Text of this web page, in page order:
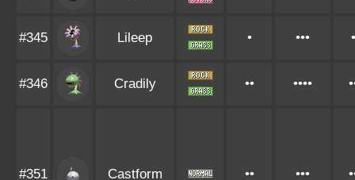
#345 Lileep • •••
#346 Cradily •• ••••
#351 Castform •• •••